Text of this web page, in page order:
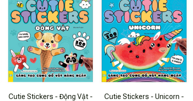
Cutie Stickers - Động Vật -
Cutie Stickers - Unicorn -